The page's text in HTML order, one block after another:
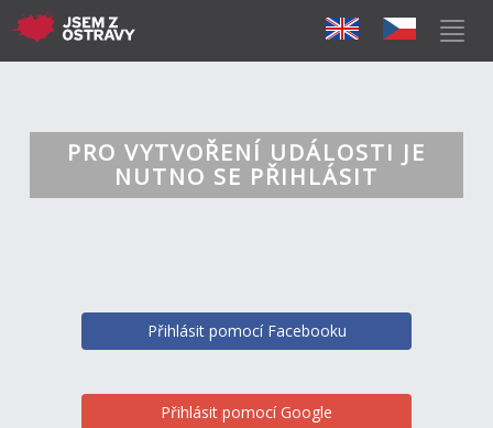
PRO VYTVOŘENÍ UDÁLOSTI JE
NUTNO SE PŘIHLÁSIT
Přihlásit pomocí Facebooku
Přihlásit pomocí Google